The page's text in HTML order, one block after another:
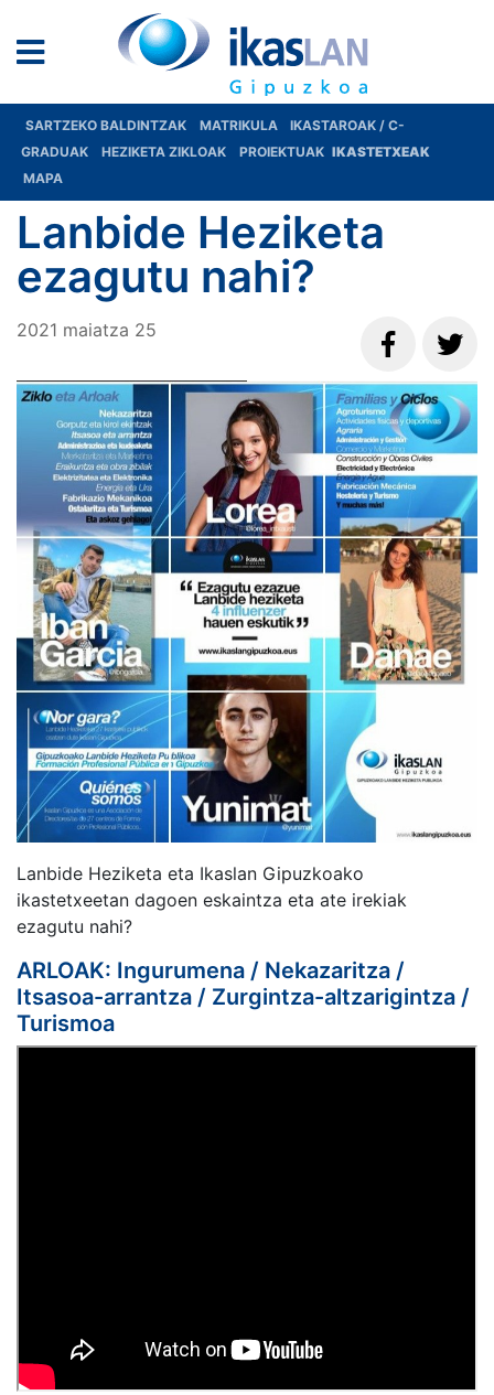
SARTZEKO BALDINTZAK MATRIKULA
IKASTAROAK / C-
GRADUAK
HEZIKETA ZIKLOAK PROIEKTUAK IKASTETXEAK
MAPA
Lanbide Heziketa
ezagutu nahi?
2021 maiatza 25
Lanbide Heziketa eta Ikaslan Gipuzkoako
ikastetxeetan dagoen eskaintza eta ate irekiak
ezagutu nahi?
ARLOAK: Ingurumena / Nekazaritza /
Itsasoa-arrantza / Zurgintza-altzarigintza /
Turismoa